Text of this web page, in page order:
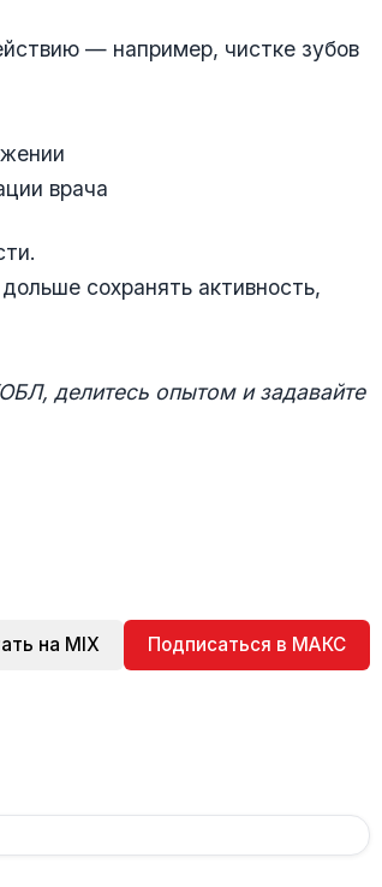
— например, чистке зубов
врача
сохранять активность,
делитесь опытом и задавайте
на MIX Подписаться в МАКС